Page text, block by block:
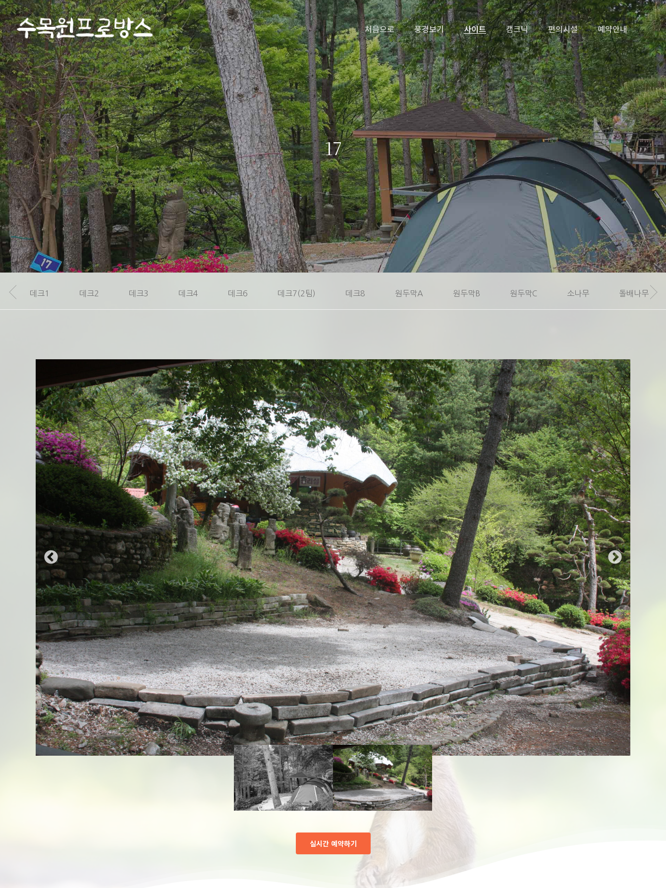
Hit enter to search or ESC to close
처음으로 풍경보기 사이트 캠크닉 편의시설 예약안내
17
데크1 데크2 데크3 데크4 데크6 데크7(2팀) 데크8 원두막A 원두막B 원두막C 소나무 돌배나무
실시간 예약하기